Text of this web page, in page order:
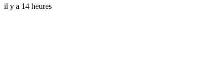
il y a 14 heures